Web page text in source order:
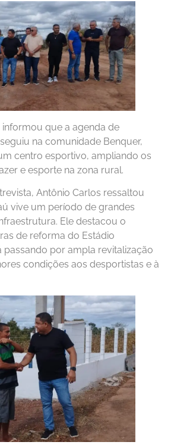
que a agenda de
na comunidade Benquer,
centro esportivo, ampliando os
e esporte na zona rural.
Antônio Carlos ressaltou
vive um período de grandes
Ele destacou o
de reforma do Estádio
passando por ampla revitalização
condições aos desportistas e à